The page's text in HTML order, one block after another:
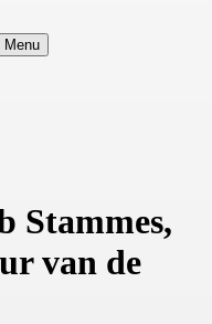
Menu
Stammes,
van de